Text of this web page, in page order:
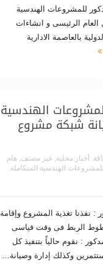
للمشروعات الهندسية
العام الرئيسى و انشاءات
بالعاصمة الادارية
الهندسية
شبكة مشروع
أخبار محلية غير مصنف هام
الهندسية المتكاملة
نفذنا تغذية المشروع وإقامة
الربط فى وقت قياسى
: نقوم حالياً بتنفيذ كل
وكذلك إدارة وصيانة...